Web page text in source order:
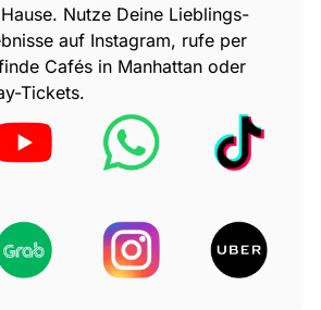
Nutze Deine Lieblings-
auf Instagram, rufe per
Cafés in Manhattan oder
Tickets.